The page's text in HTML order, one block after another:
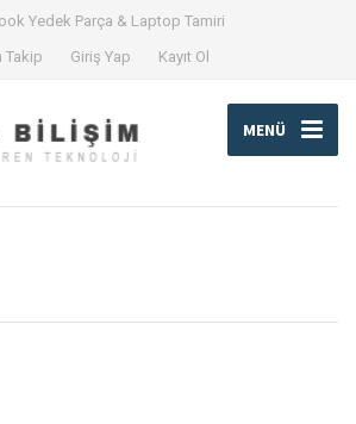
Yedek Parça & Laptop Tamiri
Takip
Giriş Yap Kayıt Ol
MENÜ